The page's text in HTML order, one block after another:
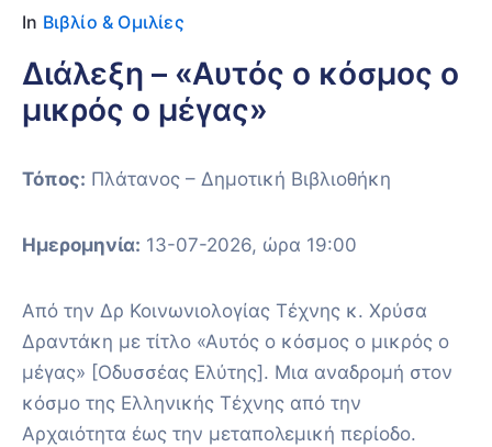
In Βιβλίο & Ομιλίες
Διάλεξη – «Αυτός ο κόσμος ο
μικρός ο μέγας»
Τόπος: Πλάτανος – Δημοτική Βιβλιοθήκη
Ημερομηνία: 13-07-2026, ώρα 19:00
Από την Δρ Κοινωνιολογίας Τέχνης κ. Χρύσα
Δραντάκη με τίτλο «Αυτός ο κόσμος ο μικρός ο
μέγας» [Οδυσσέας Ελύτης]. Μια αναδρομή στον
κόσμο της Ελληνικής Τέχνης από την
Αρχαιότητα έως την μεταπολεμική περίοδο.